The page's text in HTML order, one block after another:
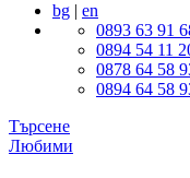
bg | en
0893 63 91
0894 54 11
0878 64 58
0894 64 58
Търсене
Любими